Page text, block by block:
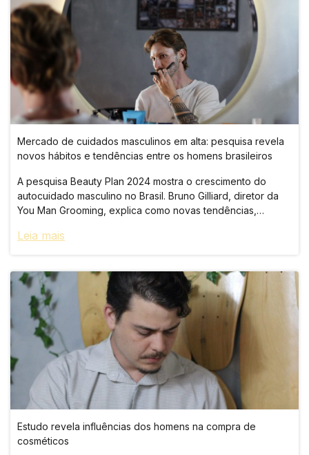
Mercado de cuidados masculinos em alta: pesquisa revela
novos hábitos e tendências entre os homens brasileiros
A pesquisa Beauty Plan 2024 mostra o crescimento do
autocuidado masculino no Brasil. Bruno Gilliard, diretor da
You Man Grooming, explica como novas tendências,
transformando o mercado de beleza masculina.
Leia mais
Estudo revela influências dos homens na compra de
cosméticos